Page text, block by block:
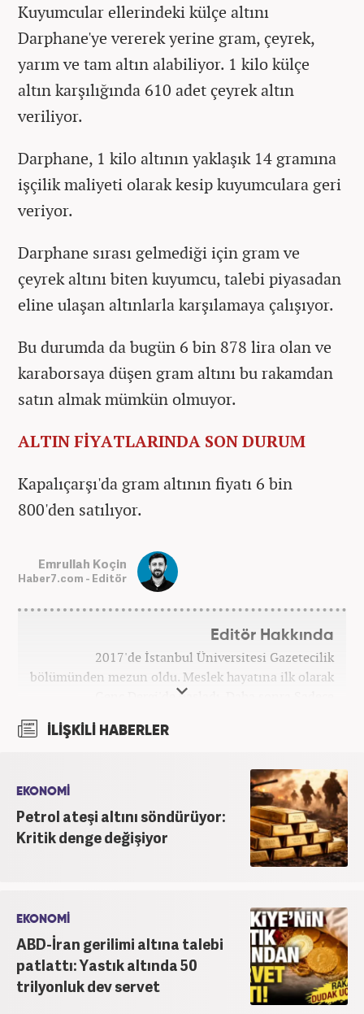
Kuyumcular ellerindeki külçe altını
Darphane'ye vererek yerine gram, çeyrek,
yarım ve tam altın alabiliyor. 1 kilo külçe
altın karşılığında 610 adet çeyrek altın
veriliyor.
Darphane, 1 kilo altının yaklaşık 14 gramına
işçilik maliyeti olarak kesip kuyumculara geri
veriyor.
Darphane sırası gelmediği için gram ve
çeyrek altını biten kuyumcu, talebi piyasadan
eline ulaşan altınlarla karşılamaya çalışıyor.
Bu durumda da bugün 6 bin 878 lira olan ve
karaborsaya düşen gram altını bu rakamdan
satın almak mümkün olmuyor.
ALTIN FİYATLARINDA SON DURUM
Kapalıçarşı'da gram altının fiyatı 6 bin
800'den satılıyor.
Emrullah Koçin
Haber7.com - Editör
Editör Hakkında
2017'de İstanbul Üniversitesi Gazetecilik
bölümünden mezun oldu. Meslek hayatına ilk olarak
Genç Dergi'de başladı. Daha sonra Sadece
yılında Haber7.com ailesine dahil olan Koçin,
hayatına devam etmektedir.
İLİŞKİLİ HABERLER
EKONOMİ
Petrol ateşi altını söndürüyor:
Kritik denge değişiyor
EKONOMİ
ABD-İran gerilimi altına talebi
patlattı: Yastık altında 50
trilyonluk dev servet